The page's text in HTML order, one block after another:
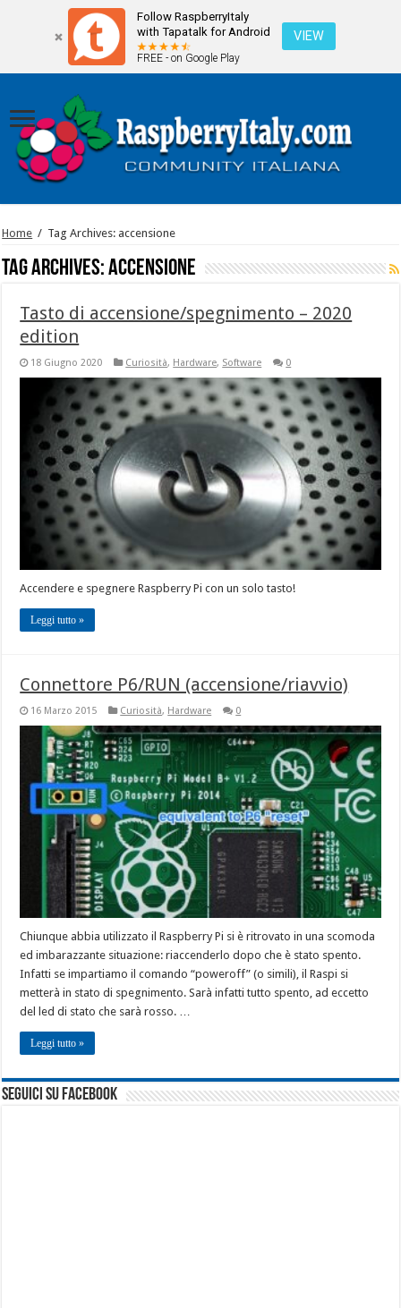
Follow RaspberryItaly
with Tapatalk for Android
FREE - on Google Play
VIEW
Home / Tag Archives: accensione
Tag Archives:accensione
Tasto di accensione/spegnimento – 2020
edition
18 Giugno 2020 Curiosità, Hardware, Software 0
Accendere e spegnere Raspberry Pi con un solo tasto!
Leggi tutto »
Connettore P6/RUN (accensione/riavvio)
16 Marzo 2015 Curiosità, Hardware 0
Chiunque abbia utilizzato il Raspberry Pi si è ritrovato in una scomoda
ed imbarazzante situazione: riaccenderlo dopo che è stato spento.
Infatti se impartiamo il comando “poweroff” (o simili), il Raspi si
metterà in stato di spegnimento. Sarà infatti tutto spento, ad eccetto
del led di stato che sarà rosso. …
Leggi tutto »
seguici su facebook